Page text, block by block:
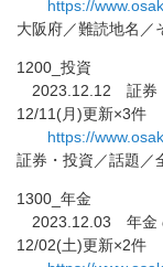
https://
大阪府／難読地名／
1200_投資
12/11(月)更新×3件
https://
証券・投資／話題／
1300_年金
12/02(土)更新×2件